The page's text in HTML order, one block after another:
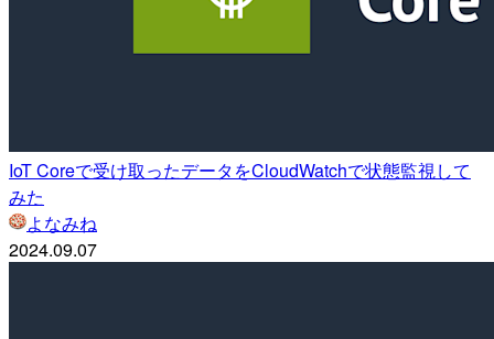
IoT Coreで受け取ったデータをCloudWatchで状態監視して
みた
よなみね
2024.09.07